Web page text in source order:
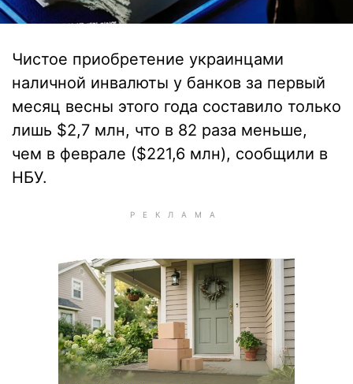
Чистое приобретение украинцами
наличной инвалюты у банков за первый
месяц весны этого года составило только
лишь $2,7 млн, что в 82 раза меньше,
чем в феврале ($221,6 млн), сообщили в
НБУ.